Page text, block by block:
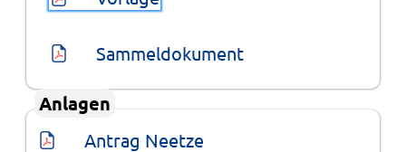
Sammeldokument
Anlagen
Antrag Neetze